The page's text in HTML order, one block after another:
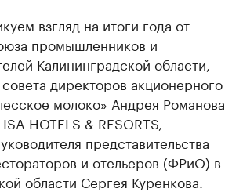
взгляд на итоги года от
промышленников и
Калининградской области,
директоров акционерного
молоко» Андрея Романова
HOTELS & RESORTS,
представительства
и отельеров (ФРиО) в
области Сергея Куренкова.